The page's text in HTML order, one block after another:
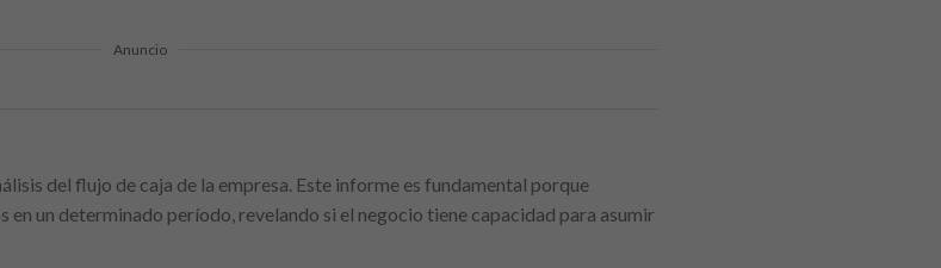
Anuncio
del flujo de caja de la empresa. Este informe es fundamental porque
en un determinado período, revelando si el negocio tiene capacidad para asumir